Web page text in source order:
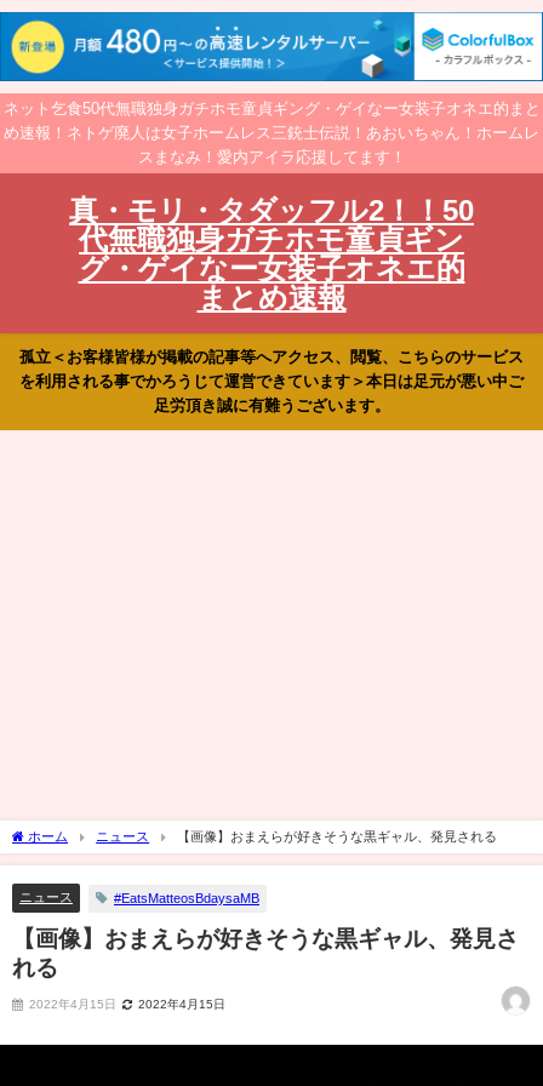
ネット乞食50代無職独身ガチホモ童貞ギング・ゲイなー女装子オネエ的まと
め速報！ネトゲ廃人は女子ホームレス三銃士伝説！あおいちゃん！ホームレ
スまなみ！愛内アイラ応援してます！
真・モリ・タダッフル2！！50
代無職独身ガチホモ童貞ギン
グ・ゲイなー女装子オネエ的
まとめ速報
孤立＜お客様皆様が掲載の記事等へアクセス、閲覧、こちらのサービス
を利用される事でかろうじて運営できています＞本日は足元が悪い中ご
足労頂き誠に有難うございます。
ホーム ニュース 【画像】おまえらが好きそうな黒ギャル、発見される
ニュース #EatsMatteosBdaysaMB
【画像】おまえらが好きそうな黒ギャル、発見さ
れる
2022年4月15日 2022年4月15日